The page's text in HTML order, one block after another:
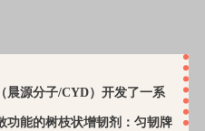
晨源分子/CYD） 开发了一系
功能的树枝状增韧剂 ： 匀韧牌